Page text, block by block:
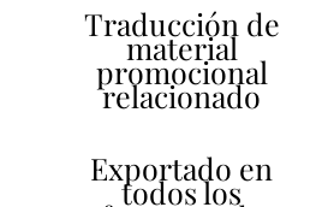
Traducción de
material
promocional
relacionado
Exportado en
todos los